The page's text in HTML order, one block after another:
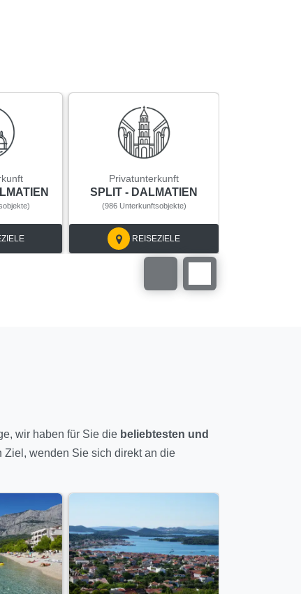
Privatunterkunft
SPLIT - DALMATIEN
(986 Unterkunftsobjekte)
REISEZIELE
wir haben für Sie die beliebtesten und
wenden Sie sich direkt an die